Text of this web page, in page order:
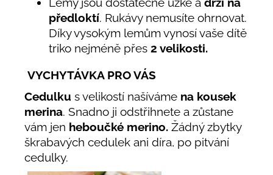
předloktí. Rukávy nemusíte ohrnovat.
Díky vysokým lemům vynosí vaše dítě
triko nejméně přes 2 velikosti.
VYCHYTÁVKA PRO VÁS
Cedulku s velikostí našíváme na kousek
merina. Snadno ji odstřihnete a zůstane
vám jen heboučké merino. Žádný zbytky
škrabavých cedulek ani díra, po pitvání
cedulky.